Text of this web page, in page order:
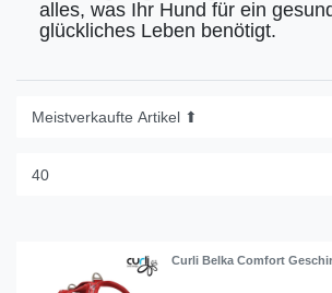
alles, was Ihr Hund für ein
glückliches Leben benötigt.
Curli Belka Comfort